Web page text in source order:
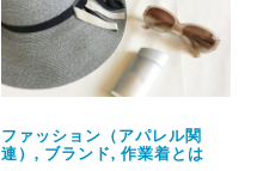
ファッション（アパレル関
連）, ブランド,作業着とは